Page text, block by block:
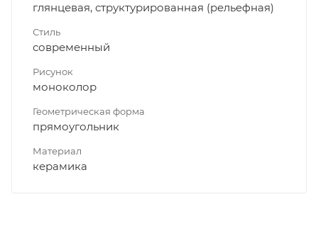
глянцевая, структурированная (рельефная)
Стиль
современный
Рисунок
моноколор
Геометрическая форма
прямоугольник
Материал
керамика